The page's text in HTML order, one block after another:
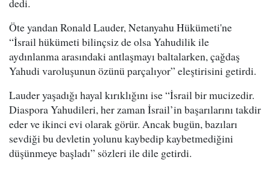
dedi.
Öte yandan Ronald Lauder, Netanyahu Hükümeti'ne
“İsrail hükümeti bilinçsiz de olsa Yahudilik ile
aydınlanma arasındaki antlaşmayı baltalarken, çağdaş
Yahudi varoluşunun özünü parçalıyor” eleştirisini getirdi.
Lauder yaşadığı hayal kırıklığını ise “İsrail bir mucizedir.
Diaspora Yahudileri, her zaman İsrail’in başarılarını takdir
eder ve ikinci evi olarak görür. Ancak bugün, bazıları
sevdiği bu devletin yolunu kaybedip kaybetmediğini
düşünmeye başladı” sözleri ile dile getirdi.